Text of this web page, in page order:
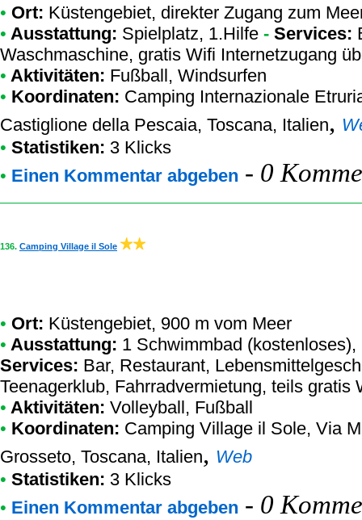
• Ort: Küstengebiet, direkter Zugang zum
• Ausstattung: Spielplatz, 1.Hilfe - Services:
Waschmaschine, gratis Wifi Internetzugang
• Aktivitäten: Fußball, Windsurfen
• Koordinaten: Camping Internazionale
Castiglione della Pescaia, Toscana, Italien,
• Statistiken: 3 Klicks
• Einen Kommentar abgeben - 0
136. Camping Village il Sole
• Ort: Küstengebiet, 900 m vom Meer
• Ausstattung: 1 Schwimmbad
Services: Bar, Restaurant,
Teenagerklub, Fahrradvermietung, teils gratis
• Aktivitäten: Volleyball, Fußball
• Koordinaten: Camping Village il Sole, Via
Grosseto, Toscana, Italien, Web
• Statistiken: 3 Klicks
• Einen Kommentar abgeben - 0